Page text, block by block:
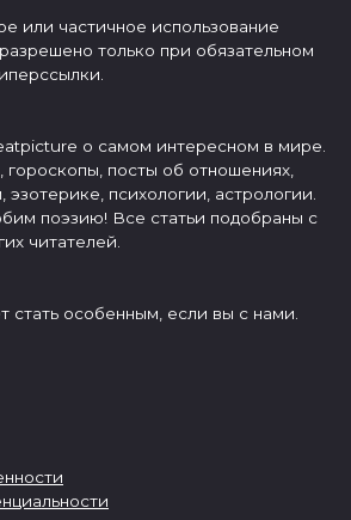
или частичное использование
только при обязательном
о самом интересном в мире.
гороскопы, посты об отношениях,
эзотерике, психологии, астрологии.
поэзию! Все статьи подобраны с
читателей.
стать особенным, если вы с нами.